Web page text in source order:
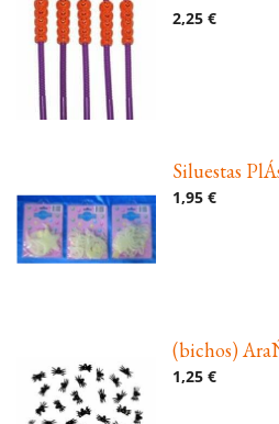
2,25 €
Siluestas
1,95 €
(bichos)
1,25 €